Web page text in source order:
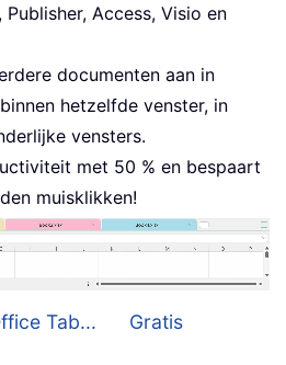
, Publisher, Access, Visio en
documenten aan in
hetzelfde venster, in
vensters.
met 50 % en bespaart
muisklikken!
Tab...
Gratis